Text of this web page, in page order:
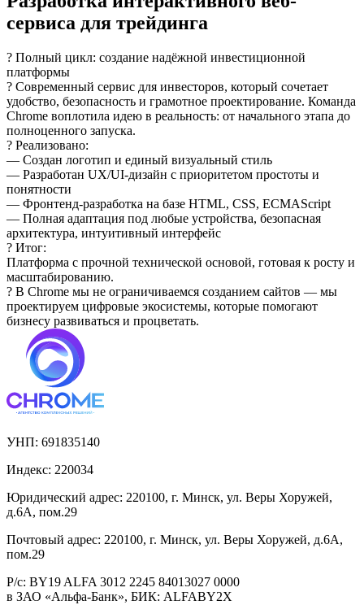
сервиса для трейдинга
? Полный цикл: создание надёжной инвестиционной
платформы
? Современный сервис для инвесторов, который сочетает
удобство, безопасность и грамотное проектирование. Команда
Chrome воплотила идею в реальность: от начального этапа до
полноценного запуска.
? Реализовано:
— Создан логотип и единый визуальный стиль
— Разработан UX/UI-дизайн с приоритетом простоты и
понятности
— Фронтенд-разработка на базе HTML, CSS, ECMAScript
— Полная адаптация под любые устройства, безопасная
архитектура, интуитивный интерфейс
? Итог:
Платформа с прочной технической основой, готовая к росту и
масштабированию.
? В Chrome мы не ограничиваемся созданием сайтов — мы
проектируем цифровые экосистемы, которые помогают
бизнесу развиваться и процветать.
УНП: 691835140
Индекс: 220034
Юридический адрес: 220100, г. Минск, ул. Веры Хоружей,
д.6А, пом.29
Почтовый адрес: 220100, г. Минск, ул. Веры Хоружей, д.6А,
пом.29
Р/с: BY19 ALFA 3012 2245 84013027 0000
в ЗАО «Альфа-Банк», БИК: ALFABY2X